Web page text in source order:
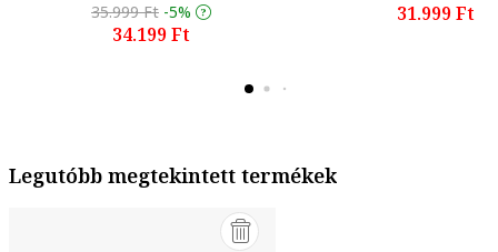
35.999 Ft -5%
34.199 Ft
31.999 Ft
Legutóbb megtekintett termékek